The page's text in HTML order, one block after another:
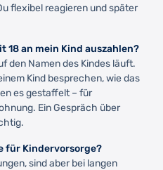
flexibel reagieren und später
18 an mein Kind auszahlen?
den Namen des Kindes läuft.
Kind besprechen, wie das
es gestaffelt – für
Ein Gespräch über
für Kindervorsorge?
sind aber bei langen